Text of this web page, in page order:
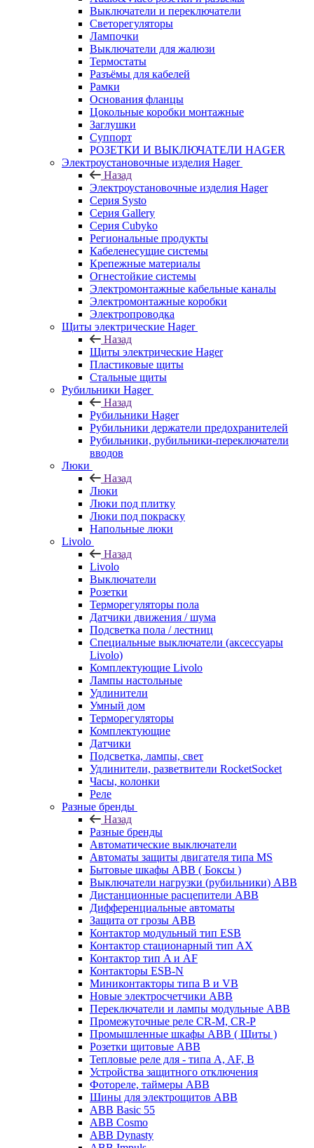
Выключатели и переключатели
Светорегуляторы
Лампочки
Выключатели для жалюзи
Термостаты
Разъёмы для кабелей
Рамки
Основания фланцы
Цокольные коробки монтажные
Заглушки
Суппорт
РОЗЕТКИ И ВЫКЛЮЧАТЕЛИ HAGER
Электроустановочные изделия Hager
Назад
Электроустановочные изделия Hager
Серия Systo
Серия Gallery
Серия Cubyko
Региональные продукты
Кабеленесущие системы
Крепежные материалы
Огнестойкие системы
Электромонтажные кабельные каналы
Электромонтажные коробки
Электропроводка
Щиты электрические Hager
Назад
Щиты электрические Hager
Пластиковые щиты
Стальные щиты
Рубильники Hager
Назад
Рубильники Hager
Рубильники держатели предохранителей
Рубильники, рубильники-переключатели
вводов
Люки
Назад
Люки
Люки под плитку
Люки под покраску
Напольные люки
Livolo
Назад
Livolo
Выключатели
Розетки
Терморегуляторы пола
Датчики движения / шума
Подсветка пола / лестниц
Специальные выключатели (аксессуары
Livolo)
Комплектующие Livolo
Лампы настольные
Удлинители
Умный дом
Терморегуляторы
Комплектующие
Датчики
Подсветка, лампы, свет
Удлинители, разветвители RocketSocket
Часы, колонки
Реле
Разные бренды
Назад
Разные бренды
Автоматические выключатели
Автоматы защиты двигателя типа MS
Бытовые шкафы ABB ( Боксы )
Выключатели нагрузки (рубильники) ABB
Дистанционные расцепители ABB
Дифференциальные автоматы
Защита от грозы ABB
Контактор модульный тип ESB
Контактор стационарный тип AX
Контактор тип A и AF
Контакторы ESB-N
Миниконтакторы типа B и VB
Новые электросчетчики ABB
Переключатели и лампы модульные ABB
Промежуточные реле CR-M, CR-P
Промышленные шкафы ABB ( Щиты )
Розетки щитовые ABB
Тепловые реле для - типа A, AF, B
Устройства защитного отключения
Фотореле, таймеры ABB
Шины для электрощитов АВВ
ABB Basic 55
ABB Cosmo
ABB Dynasty